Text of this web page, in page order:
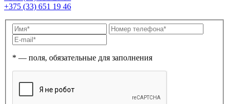
+375 (33) 651 19 46
* — поля, обязательные для заполнения